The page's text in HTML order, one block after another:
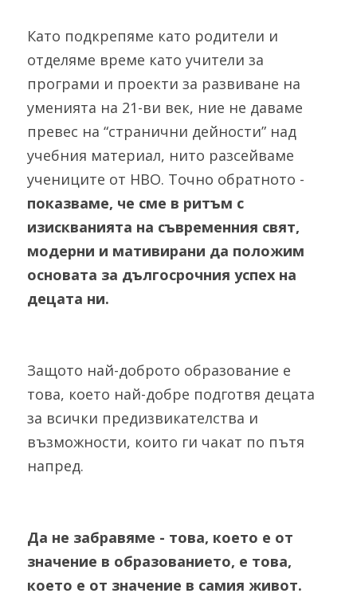
Като подкрепяме като родители и
отделяме време като учители за
програми и проекти за развиване на
уменията на 21-ви век, ние не даваме
превес на “странични дейности” над
учебния материал, нито разсейваме
показваме, че сме в ритъм с
изискванията на съвременния свят,
модерни и мативирани да положим
основата за дългосрочния успех на
децата ни.
Защото най-доброто образование е
това, което най-добре подготвя децата
за всички предизвикателства и
възможности, които ги чакат по пътя
напред.
Да не забравяме - това, което е от
значение в образованието, е това,
което е от значение в самия живот.